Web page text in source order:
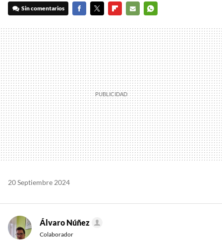
Sin comentarios
MAIL
20 Septiembre 2024
Álvaro Núñez
Colaborador